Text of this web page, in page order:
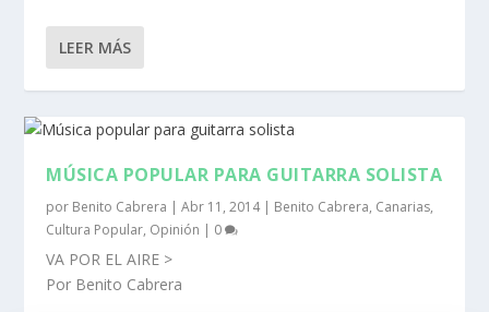
LEER MÁS
MÚSICA POPULAR PARA GUITARRA SOLISTA
por Benito Cabrera |Abr 11, 2014| Benito Cabrera, Canarias,
Cultura Popular, Opinión | 0
VA POR EL AIRE >
Por Benito Cabrera